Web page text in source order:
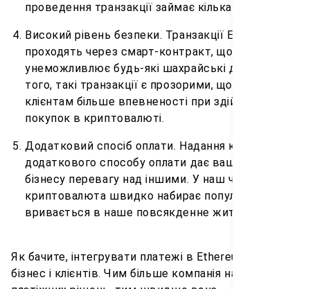
проведення транзакції займає кілька хвилин.
Високий рівень безпеки. Транзакції ETH
проходять через смарт-контракт, що
унеможливлює будь-які шахрайські дії. Крім
того, такі транзакції є прозорими, що надає
клієнтам більше впевненості при здійсненні
покупок в криптовалюті.
Додатковий спосіб оплати. Надання клієнтам
додаткового способу оплати дає вашому
бізнесу перевагу над іншими. У наш час
криптовалюта швидко набирає популярність і
вривається в наше повсякденне життя.
Як бачите, інтегрувати платежі в Ethereum в свій
бізнес і клієнтів. Чим більше компанія надає